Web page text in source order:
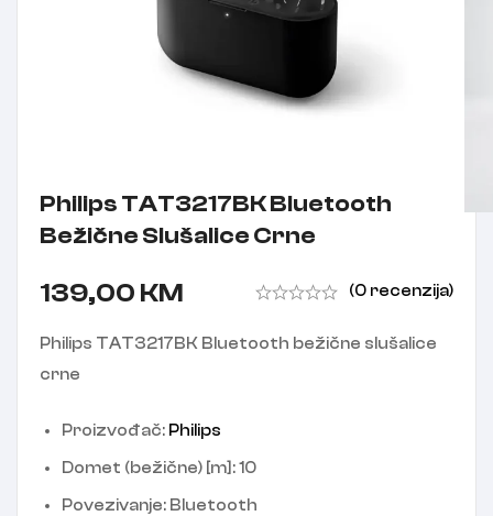
Philips TAT3217BK Bluetooth
Bežične Slušalice Crne
139,00 KM (0 recenzija)
Philips TAT3217BK Bluetooth bežične slušalice
crne
Proizvođač: Philips
Domet (bežične) [m]:10
Povezivanje: Bluetooth